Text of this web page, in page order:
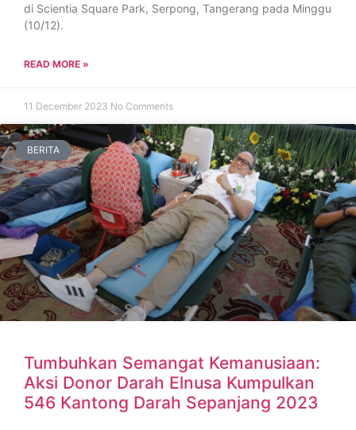
di Scientia Square Park, Serpong, Tangerang pada Minggu
(10/12).
READ MORE »
11 December 2023 No Comments
BERITA
Tumbuhkan Semangat Kemanusiaan:
Aksi Donor Darah Elnusa Kumpulkan
546 Kantong Darah Sepanjang 2023